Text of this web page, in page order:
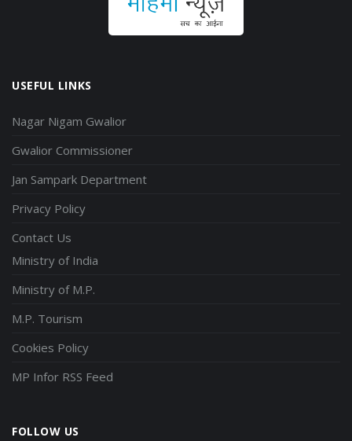
USEFUL LINKS
Nagar Nigam Gwalior
Gwalior Commissioner
Jan Sampark Department
Privacy Policy
Contact Us
Ministry of India
Ministry of M.P.
M.P. Tourism
Cookies Policy
MP Infor RSS Feed
FOLLOW US